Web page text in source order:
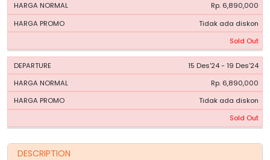
Rp. 6,890,000
Tidak ada diskon
Sold Out
15 Des'24 - 19 Des'24
Rp. 6,890,000
Tidak ada diskon
Sold Out
DESCRIPTION